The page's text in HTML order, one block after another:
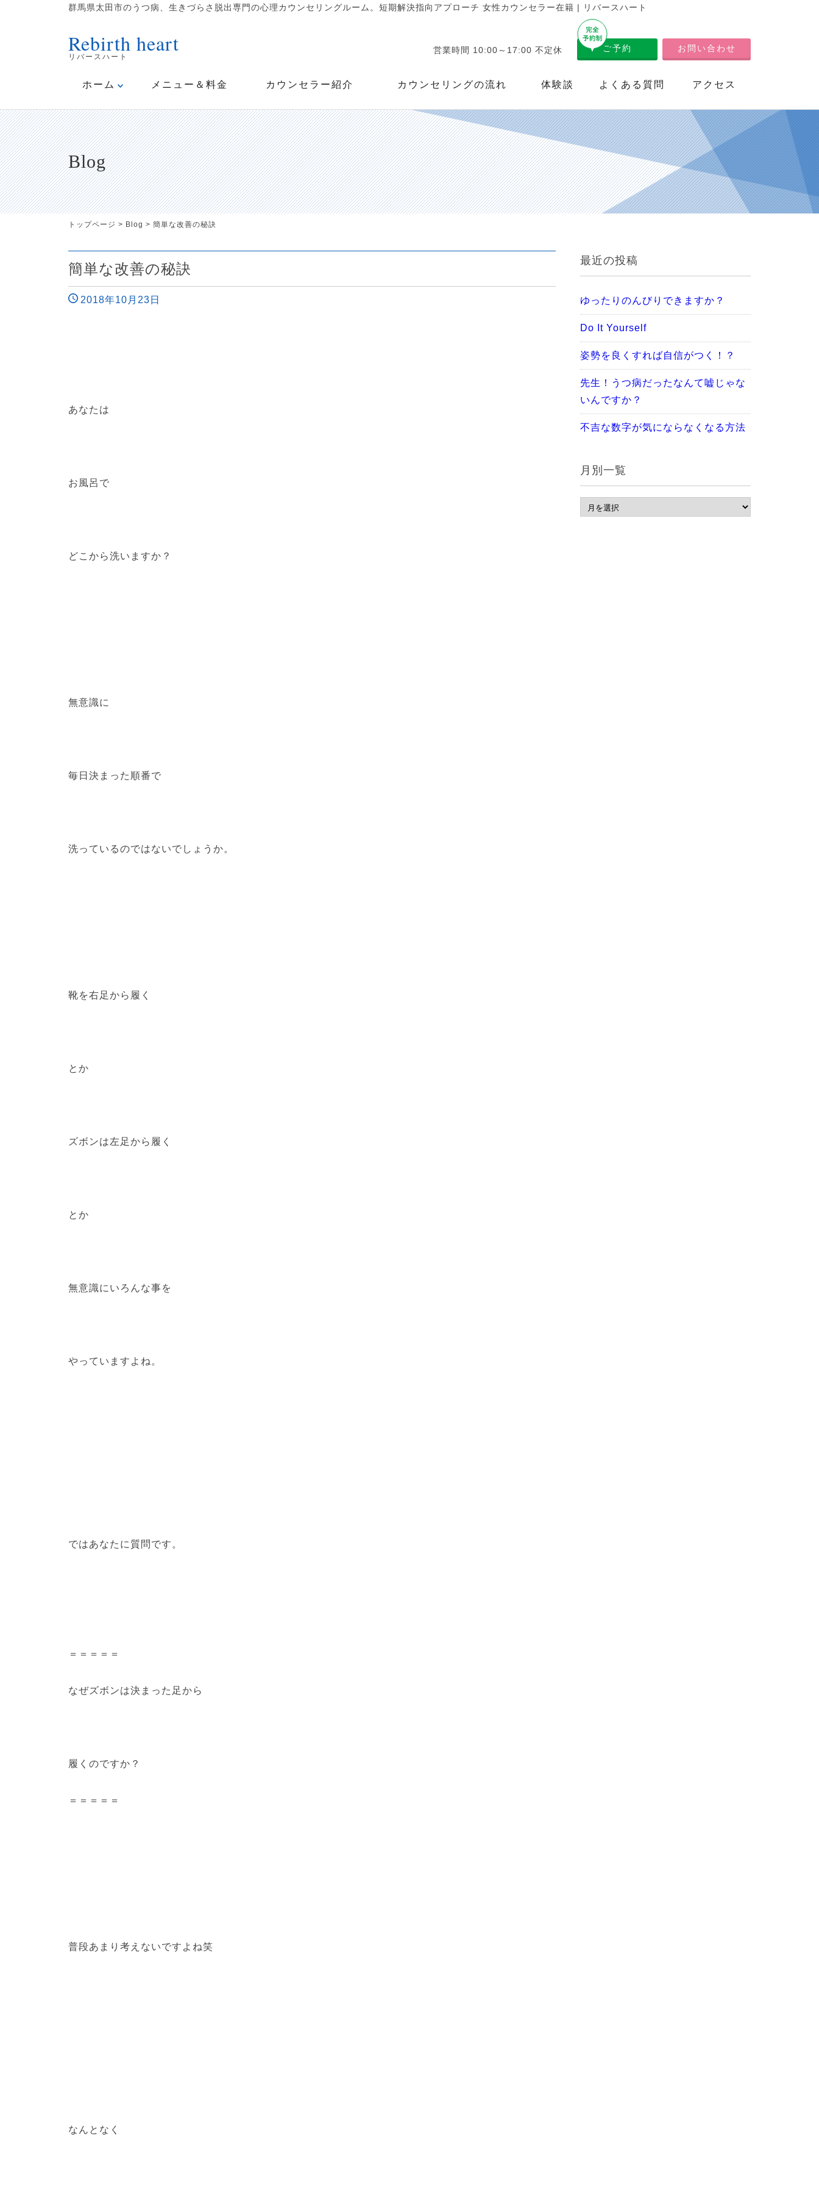
群馬県太田市のうつ病、生きづらさ脱出専門の心理カウンセリングルーム。短期解決指向アプローチ 女性カウンセラー在籍 | リバースハート
Rebirth heart
リバースハート
ご予約 お問い合わせ
営業時間 10:00～17:00 不定休
ホーム メニュー＆料金 カウンセラー紹介 カウンセリングの流れ 体験談 よくある質問 アクセス
Blog
トップページ > Blog > 簡単な改善の秘訣
簡単な改善の秘訣
2018年10月23日
あなたは
お風呂で
どこから洗いますか？
無意識に
毎日決まった順番で
洗っているのではないでしょうか。
靴を右足から履く
とか
ズボンは左足から履く
とか
無意識にいろんな事を
やっていますよね。
ではあなたに質問です。
＝＝＝＝＝
なぜズボンは決まった足から
履くのですか？
＝＝＝＝＝
普段あまり考えないですよね笑
なんとなく
最近の投稿
ゆったりのんびりできますか？
Do It Yourself
姿勢を良くすれば自信がつく！？
先生！うつ病だったなんて嘘じゃな
いんですか？
不吉な数字が気にならなくなる方法
月別一覧